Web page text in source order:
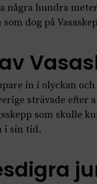
några hundra
dog på
in i olyckan
strävade efter
som skulle
i sin tid.